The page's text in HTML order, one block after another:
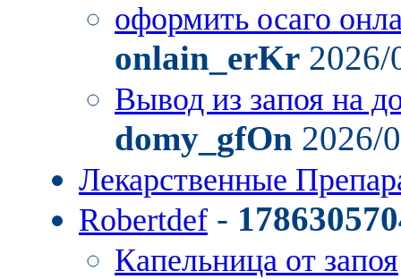
оформить осаго
onlain_erKr
Вывод из запоя на
domy_gfOn 2026/
Лекарственные
Robertdef -
Капельница от запоя